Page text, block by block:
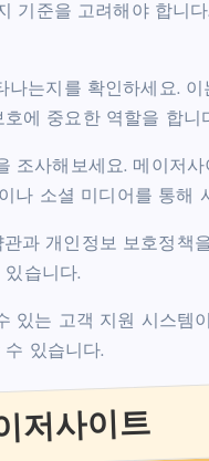
기준을 고려해야 합니
나는지를 확인하세요.
에 중요한 역할을 합니
조사해보세요. 메이저
나 소셜 미디어를 통해
과 개인정보 보호정책
습니다.
있는 고객 지원 시스템
있습니다.
저사이트